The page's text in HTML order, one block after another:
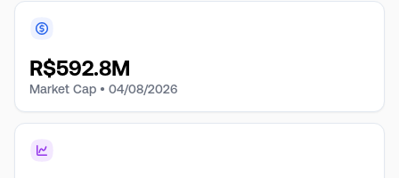
R$592.8M
Market Cap • 04/08/2026